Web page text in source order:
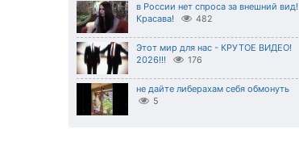
в России нет спроса за внешний вид!
Красава!
482
Этот мир для нас - КРУТОЕ ВИДЕО!
2026!!!
176
не дайте либерахам себя обмонуть
5